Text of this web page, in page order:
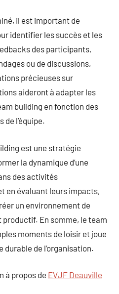
il est important de
identifier les succès et les
des participants,
ou de discussions,
précieuses sur
aideront à adapter les
building en fonction des
l’équipe.
est une stratégie
la dynamique d’une
des activités
en évaluant leurs impacts,
un environnement de
En somme, le team
moments de loisir et joue
durable de l’organisation.
à propos de EVJF Deauville